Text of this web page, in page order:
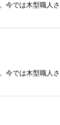
では木型職
では木型職